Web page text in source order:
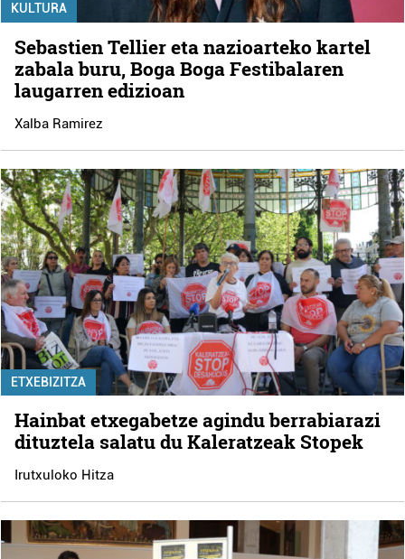
KULTURA
Sebastien Tellier eta nazioarteko kartel
zabala buru, Boga Boga Festibalaren
laugarren edizioan
Xalba Ramirez
ETXEBIZITZA
Hainbat etxegabetze agindu berrabiarazi
dituztela salatu du Kaleratzeak Stopek
Irutxuloko Hitza